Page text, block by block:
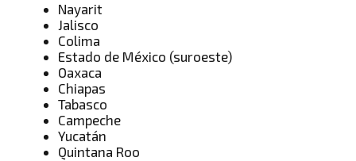
Nayarit
Jalisco
Colima
Estado de México (suroeste)
Oaxaca
Chiapas
Tabasco
Campeche
Yucatán
Quintana Roo